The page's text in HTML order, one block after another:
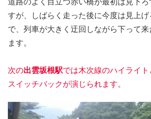
道路のよく目立つ赤い橋が最初は見下ろ
すが、しばらく走った後に今度は見上
で、列車が大きく迂回しながら下って来
ます。
次の出雲坂根駅では木次線のハイライ
スイッチバックが演じられます。